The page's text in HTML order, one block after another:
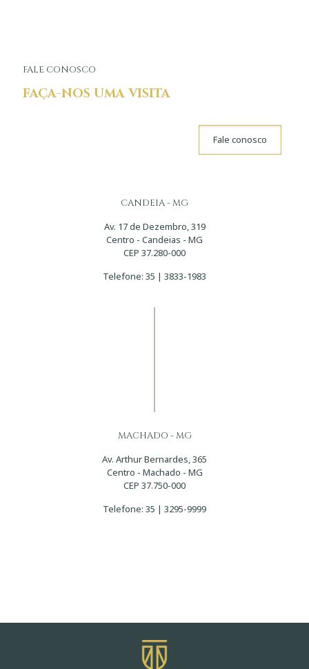
FALE CONOSCO
FAÇA-NOS UMA VISITA
Fale conosco
CANDEIA - MG
Av. 17 de Dezembro, 319
Centro - Candeias - MG
CEP 37.280-000
Telefone: 35 | 3833-1983
MACHADO - MG
Av. Arthur Bernardes, 365
Centro - Machado - MG
CEP 37.750-000
Telefone: 35 | 3295-9999